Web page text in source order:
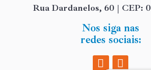
Rua Dardanelos, 60 | CEP:
Nos siga nas
redes sociais: